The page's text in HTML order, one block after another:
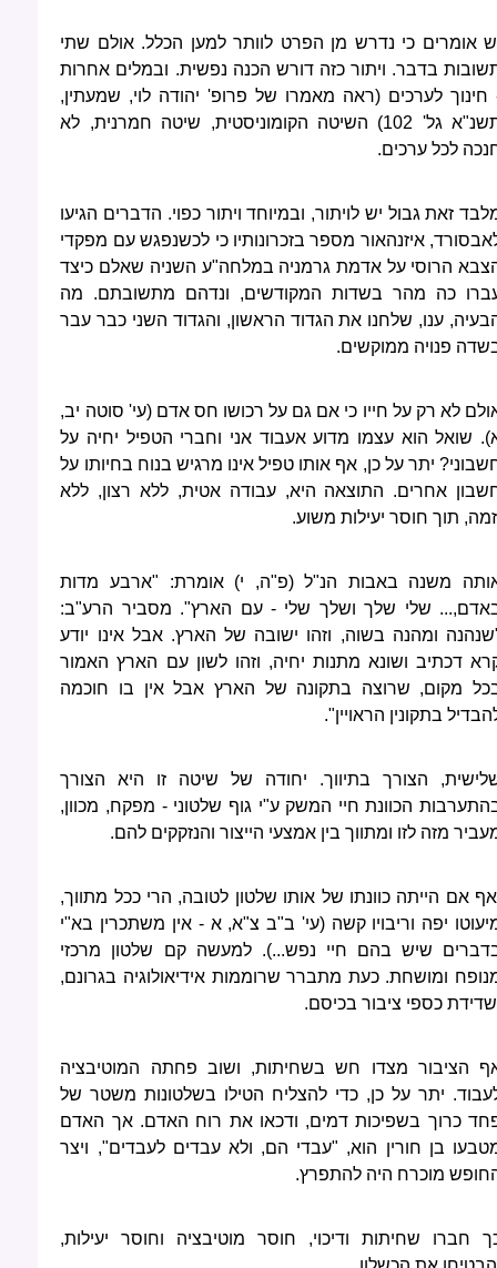
אומרים כי נדרש מן הפרט לוותר למען הכלל. אולם שתי
בדבר. ויתור כזה דורש הכנה נפשית. ובמלים אחרות
חינוך לערכים (ראה מאמרו של פרופ' יהודה לוי, שמעתין,
תשנ"א גל' 102) השיטה הקומוניסטית, שיטה חמרנית, לא
לכל ערכים.
זאת גבול יש לויתור, ובמיוחד ויתור כפוי. הדברים הגיעו
איזנהאור מספר בזכרונותיו כי לכשנפגש עם מפקדי
הרוסי על אדמת גרמניה במלחה"ע השניה שאלם כיצד
כה מהר בשדות המקודשים, ונדהם מתשובתם. מה
ענו, שלחנו את הגדוד הראשון, והגדוד השני כבר עבר
פנויה ממוקשים.
לא רק על חייו כי אם גם על רכושו חס אדם (עי' סוטה יב,
שואל הוא עצמו מדוע אעבוד אני וחברי הטפיל יחיה על
יתר על כן, אף אותו טפיל אינו מרגיש בנוח בחיותו על
אחרים. התוצאה היא, עבודה אטית, ללא רצון, ללא
תוך חוסר יעילות משוע.
משנה באבות הנ"ל (פ"ה, י) אומרת: "ארבע מדות
שלי שלך ושלך שלי - עם הארץ". מסביר הרע"ב:
ומהנה בשוה, וזהו ישובה של הארץ. אבל אינו יודע
דכתיב ושונא מתנות יחיה, וזהו לשון עם הארץ האמור
מקום, שרוצה בתקונה של הארץ אבל אין בו חוכמה
בתקונין הראויין".
הצורך בתיווך. יחודה של שיטה זו היא הצורך
הכוונת חיי המשק ע"י גוף שלטוני - מפקח, מכוון,
מזה לזו ומתווך בין אמצעי הייצור והנזקקים להם.
אם הייתה כוונתו של אותו שלטון לטובה, הרי ככל מתווך,
יפה וריבויו קשה (עי' ב"ב צ"א, א - אין משתכרין בא"י
שיש בהם חיי נפש...). למעשה קם שלטון מרכזי
ומושחת. כעת מתברר שרוממות אידיאולוגיה בגרונם,
כספי ציבור בכיסם.
הציבור מצדו חש בשחיתות, ושוב פחתה המוטיבציה
יתר על כן, כדי להצליח הטילו בשלטונות משטר של
כרוך בשפיכות דמים, ודכאו את רוח האדם. אך האדם
בן חורין הוא, "עבדי הם, ולא עבדים לעבדים", ויצר
מוכרח היה להתפרץ.
חברו שחיתות ודיכוי, חוסר מוטיבציה וחוסר יעילות,